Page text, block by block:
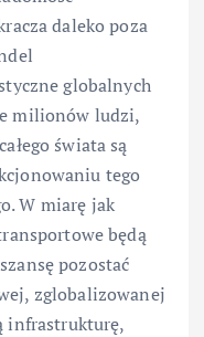
daleko poza
globalnych
milionów ludzi,
świata są
tego
W miarę jak
będą
pozostać
zglobalizowanej
infrastrukturę,